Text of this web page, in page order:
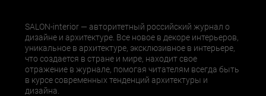
SALON-interior — авторитетный российский журнал о
дизайне и архитектуре. Все новое в декоре интерьеров,
уникальное в архитектуре, эксклюзивное в интерьере,
что создается в стране и мире, находит свое
отражение в журнале, помогая читателям всегда быть
в курсе современных тенденций архитектуры и
дизайна.